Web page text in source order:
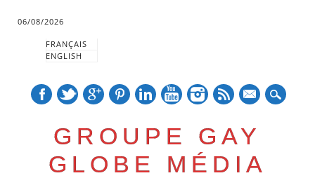
06/08/2026
FRANÇAIS
ENGLISH
GROUPE GAY
GLOBE MÉDIA